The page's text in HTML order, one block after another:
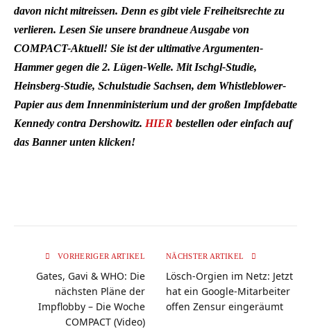
davon nicht mitreissen. Denn es gibt viele Freiheitsrechte zu
verlieren. Lesen Sie unsere brandneue Ausgabe von
COMPACT-Aktuell! Sie ist der ultimative Argumenten-
Hammer gegen die 2. Lügen-Welle. Mit Ischgl-Studie,
Heinsberg-Studie, Schulstudie Sachsen, dem Whistleblower-
Papier aus dem Innenministerium und der großen Impfdebatte
Kennedy contra Dershowitz. HIER bestellen oder einfach auf
das Banner unten klicken!
VORHERIGER ARTIKEL
Gates, Gavi & WHO: Die
nächsten Pläne der
Impflobby – Die Woche
COMPACT (Video)
NÄCHSTER ARTIKEL
Lösch-Orgien im Netz: Jetzt
hat ein Google-Mitarbeiter
offen Zensur eingeräumt